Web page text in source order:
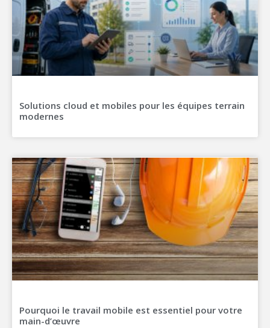
Solutions cloud et mobiles pour les équipes terrain
modernes
Pourquoi le travail mobile est essentiel pour votre
main-d’œuvre